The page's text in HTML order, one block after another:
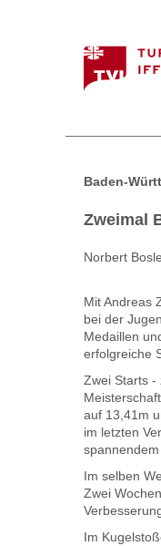
Baden-
Zweimal
Norbert
Mit Andreas
bei der
Medaillen
erfolgreiche
Zwei Starts -
auf 13,41m
im letzten
Im selben
Zwei
Im